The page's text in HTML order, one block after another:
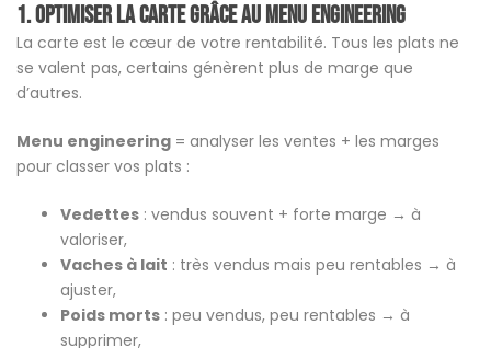
1. Optimiser la carte grâce au menu engineering
La carte est le cœur de votre rentabilité. Tous les plats ne
se valent pas, certains génèrent plus de marge que
d’autres.
Menu engineering = analyser les ventes + les marges
pour classer vos plats :
Vedettes : vendus souvent + forte marge → à
valoriser,
Vaches à lait : très vendus mais peu rentables → à
ajuster,
Poids morts : peu vendus, peu rentables → à
supprimer,